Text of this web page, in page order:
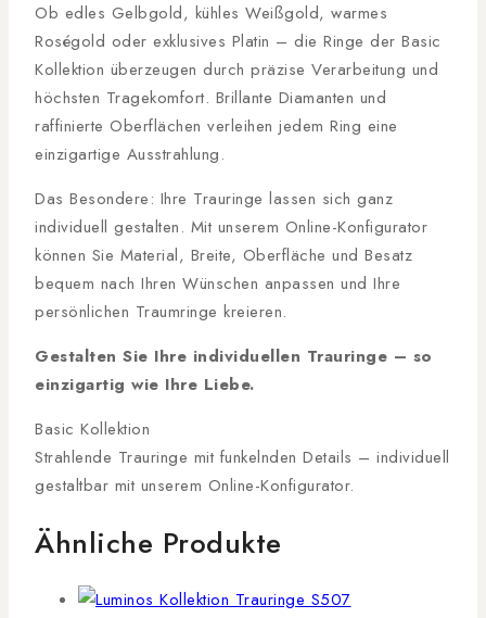
Ob edles Gelbgold, kühles Weißgold, warmes
Roségold oder exklusives Platin – die Ringe der Basic
Kollektion überzeugen durch präzise Verarbeitung und
höchsten Tragekomfort. Brillante Diamanten und
raffinierte Oberflächen verleihen jedem Ring eine
einzigartige Ausstrahlung.
Das Besondere: Ihre Trauringe lassen sich ganz
individuell gestalten. Mit unserem Online-Konfigurator
können Sie Material, Breite, Oberfläche und Besatz
bequem nach Ihren Wünschen anpassen und Ihre
persönlichen Traumringe kreieren.
Gestalten Sie Ihre individuellen Trauringe – so
einzigartig wie Ihre Liebe.
Basic Kollektion
Strahlende Trauringe mit funkelnden Details – individuell
gestaltbar mit unserem Online-Konfigurator.
Ähnliche Produkte